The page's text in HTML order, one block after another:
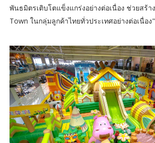
พันธมิตรเติบโตแข็งแกร่งอย่างต่อเนื่อง ช่วยสร้า
Town ในกลุ่มลูกค้าไทยทั่วประเทศอย่างต่อเนื่อ